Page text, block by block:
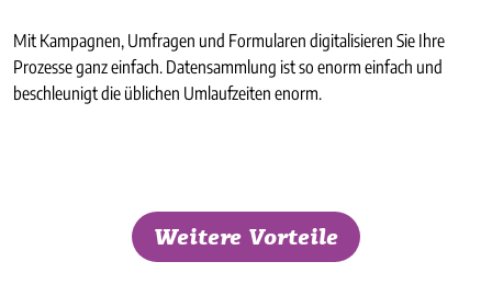
Mit Kampagnen, Umfragen und Formularen digitalisieren Sie Ihre
Prozesse ganz einfach. Datensammlung ist so enorm einfach und
beschleunigt die üblichen Umlaufzeiten enorm.
Weitere Vorteile